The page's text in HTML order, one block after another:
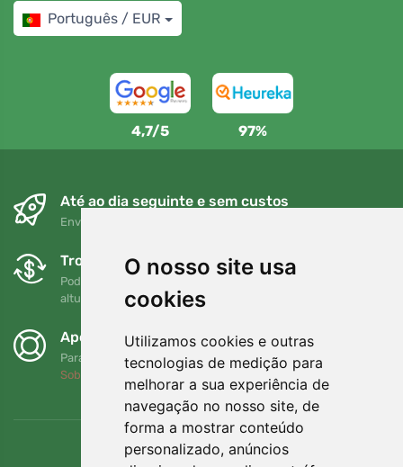
O nosso site usa
cookies
Utilizamos cookies e outras
tecnologias de medição para
melhorar a sua experiência de
navegação no nosso site, de
forma a mostrar conteúdo
personalizado, anúncios
Português / EUR
4,7/5 97%
Até ao dia seguinte e sem custos
Envio gratuito para encomendas superiores a 80 EUR
Trocas e devoluções gratuitas
Pode devolver ou trocar a sua encomenda em qualquer
altura no prazo de 90 dias
Apoiamos a Trees.org
Para cada encomenda plantamos uma árvore! Leia mais
Sobre nós